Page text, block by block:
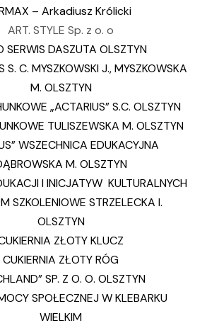
– Arkadiusz Królicki
ART. STYLE Sp. z o. o
SERWIS DASZUTA OLSZTYN
S. C. MYSZKOWSKI J., MYSZKOWSKA
M. OLSZTYN
„ACTARIUS” S.C. OLSZTYN
TULISZEWSKA M. OLSZTYN
WSZECHNICA EDUKACYJNA
M. OLSZTYN
I INICJATYW KULTURALNYCH
SZKOLENIOWE STRZELECKA I.
OLSZTYN
ZŁOTY KLUCZ
CUKIERNIA ZŁOTY RÓG
SP. Z O. O. OLSZTYN
SPOŁECZNEJ W KLEBARKU
WIELKIM